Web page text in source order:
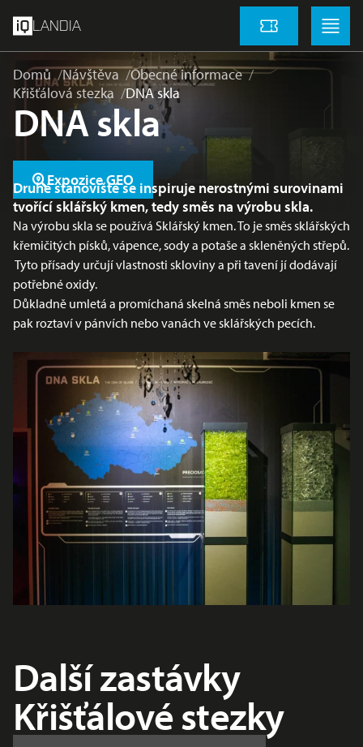
LANDIA Vstupenky
Menu
Domů Návštěva
Obecné informace
Křišťálová stezka
DNA skla
DNA skla
Expozice GEO
Druhé stanoviště se inspiruje nerostnými surovinami
tvořící sklářský kmen, tedy směs na výrobu skla.
Na výrobu skla se používá Sklářský kmen. To je směs sklářských
křemičitých písků, vápence, sody a potaše a skleněných střepů.
Tyto přísady určují vlastnosti skloviny a při tavení jí dodávají
potřebné oxidy.
Důkladně umletá a promíchaná skelná směs neboli kmen se
pak roztaví v pánvích nebo vanách ve sklářských pecích.
Další zastávky
Křišťálové stezky